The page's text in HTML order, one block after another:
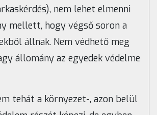
nem lehet elmenni
mellett, hogy végső soron a
állnak. Nem védhető meg
állomány az egyedek védelme
tehát a környezet-, azon belül